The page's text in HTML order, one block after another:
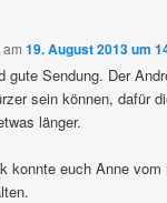
am19. August 2013 um
gute Sendung. Der
sein können, dafür
länger.
konnte euch Anne vom